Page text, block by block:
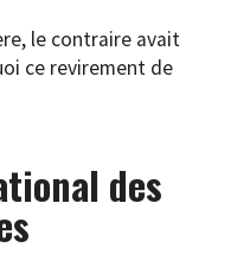
le contraire avait
ce revirement de
des